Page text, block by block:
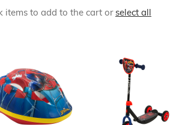
items to add to the cart or select all